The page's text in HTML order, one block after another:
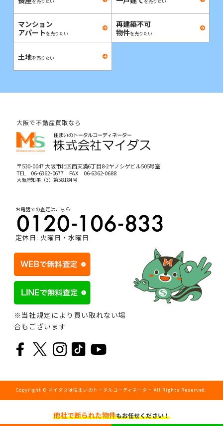
マンション
アパートを売りたい
再建築不可
物件を売りたい
土地を売りたい
他社で断られた物件もお任せください！
大阪で不動産買取なら
〒530-0047 大阪市北区西天満6丁目8-2ヤノシゲビル505号室
TEL 06-6362-0677FAX 06-6362-0688
大阪府知事（3）第58184号
お電話での査定はこちら
定休日: 火曜日・水曜日
※当社規定により買い取れない場
合もございます
Copyright © マイダスは住まいのトータルコーディネーター All Rights Reserved.